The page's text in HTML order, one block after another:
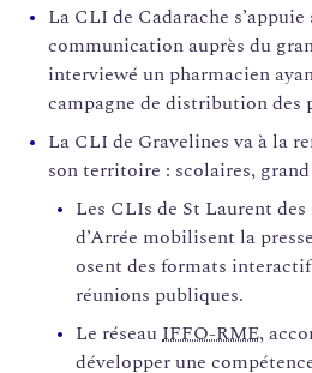
La CLI de Cadarache
communication auprès du
interviewé un pharmacien
campagne de distribution des
La CLI de Gravelines va à la
son territoire : scolaires,
Les CLIs de St Laurent
d’Arrée mobilisent la
osent des formats
réunions publiques.
Le réseauIFFO-RME,
développer une